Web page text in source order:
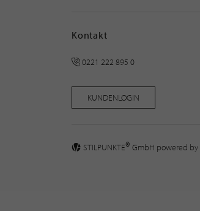
Kontakt
0221 222 895 0
KUNDENLOGIN
STILPUNKTE® GmbH powered by